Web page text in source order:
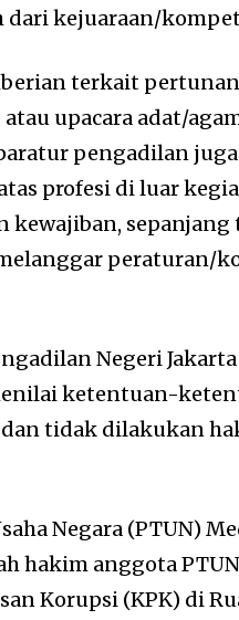
kejuaraan/
terkait
upacara adat/
pengadilan
profesi di luar
kewajiban,
peraturan/
Negeri
ketentuan-
tidak dilakukan
Negara (PTUN)
hakim anggota
Korupsi (KPK) di